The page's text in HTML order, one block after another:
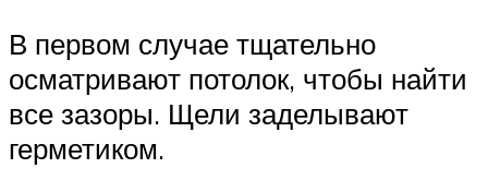
В первом случае тщательно
осматривают потолок, чтобы найти
все зазоры. Щели заделывают
герметиком.